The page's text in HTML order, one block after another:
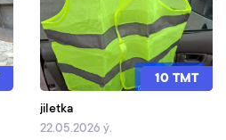
10 TMT
jiletka
22.05.2026 ý.